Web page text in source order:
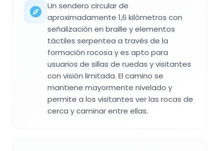
Un sendero circular de
aproximadamente 1,6 kilómetros con
señalización en braille y elementos
táctiles serpentea a través de la
formación rocosa y es apto para
usuarios de sillas de ruedas y visitantes
con visión limitada. El camino se
mantiene mayormente nivelado y
permite a los visitantes ver las rocas de
cerca y caminar entre ellas.